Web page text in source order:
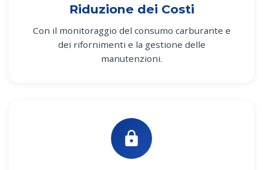
Riduzione dei Costi
Con il monitoraggio del consumo carburante e
dei rifornimenti e la gestione delle
manutenzioni.